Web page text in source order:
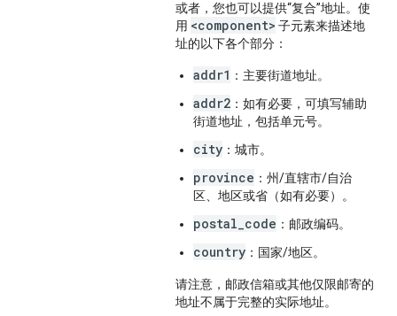
或者，您也可以提供“复合”地址。使
用 <component> 子元素来描述地
址的以下各个部分：
addr1 ：主要街道地址。
addr2 ：如有必要，可填写辅助
街道地址，包括单元号。
city ：城市。
province ：州/直辖市/自治
区、地区或省（如有必要）。
postal_code ：邮政编码。
country ：国家/地区。
请注意，邮政信箱或其他仅限邮寄的
地址不属于完整的实际地址。